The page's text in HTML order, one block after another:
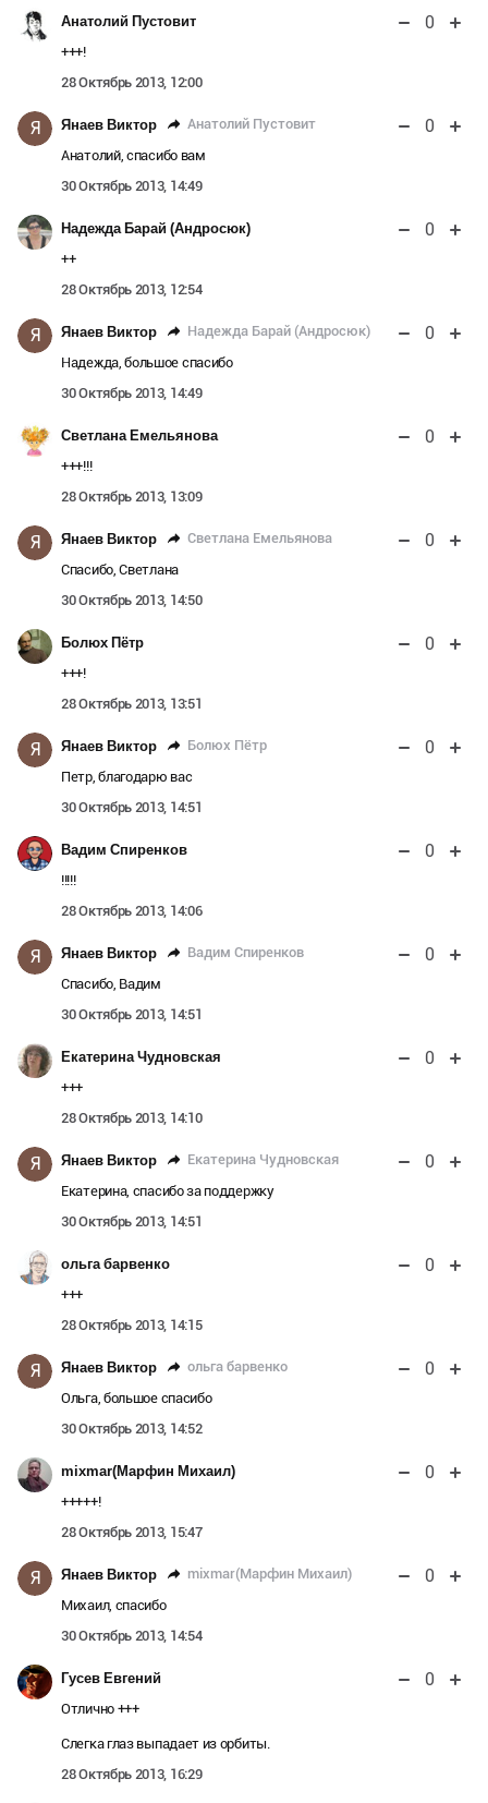
Анатолий Пустовит 0
+++!
28 Октябрь 2013, 12:00
Я Янаев Виктор Анатолий Пустовит 0
Анатолий, спасибо вам
30 Октябрь 2013, 14:49
Надежда Барай (Андросюк) 0
++
28 Октябрь 2013, 12:54
Я Янаев Виктор Надежда Барай (Андросюк) 0
Надежда, большое спасибо
30 Октябрь 2013, 14:49
Светлана Емельянова 0
+++!!!
28 Октябрь 2013, 13:09
Я Янаев Виктор Светлана Емельянова 0
Спасибо, Светлана
30 Октябрь 2013, 14:50
Болюх Пётр 0
+++!
28 Октябрь 2013, 13:51
Я Янаев Виктор Болюх Пётр 0
Петр, благодарю вас
30 Октябрь 2013, 14:51
Вадим Спиренков 0
!!!!!
28 Октябрь 2013, 14:06
Я Янаев Виктор Вадим Спиренков 0
Спасибо, Вадим
30 Октябрь 2013, 14:51
Екатерина Чудновская 0
+++
28 Октябрь 2013, 14:10
Я Янаев Виктор Екатерина Чудновская 0
Екатерина, спасибо за поддержку
30 Октябрь 2013, 14:51
ольга барвенко 0
+++
28 Октябрь 2013, 14:15
Я Янаев Виктор ольга барвенко 0
Ольга, большое спасибо
30 Октябрь 2013, 14:52
mixmar(Марфин Михаил) 0
+++++!
28 Октябрь 2013, 15:47
Я Янаев Виктор mixmar(Марфин Михаил) 0
Михаил, спасибо
30 Октябрь 2013, 14:54
Гусев Евгений 0
Отлично +++
Слегка глаз выпадает из орбиты.
28 Октябрь 2013, 16:29